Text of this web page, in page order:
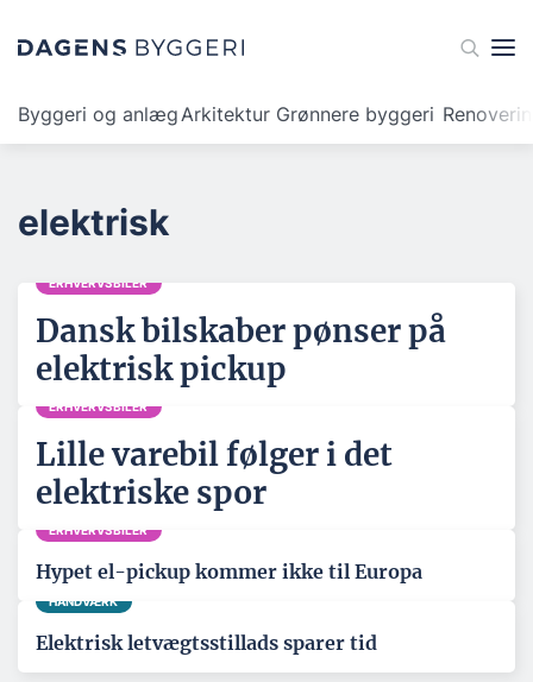
Byggeri og anlægArkitektur Grønnere byggeri
elektrisk
ERHVERVSBILER
Dansk bilskaber pønser på
elektrisk pickup
ERHVERVSBILER
Lille varebil følger i det
elektriske spor
ERHVERVSBILER
Hypet el-pickup kommer ikke til Europa
HÅNDVÆRK
Elektrisk letvægtsstillads sparer tid